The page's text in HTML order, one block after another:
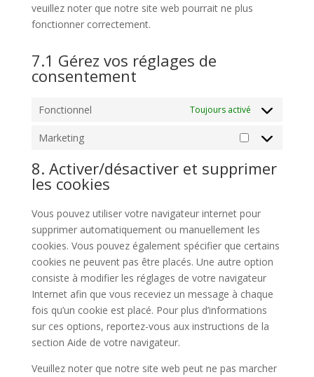
veuillez noter que notre site web pourrait ne plus
fonctionner correctement.
7.1 Gérez vos réglages de
consentement
Fonctionnel Toujours activé
Marketing
Marketing
8. Activer/désactiver et supprimer
les cookies
Vous pouvez utiliser votre navigateur internet pour
supprimer automatiquement ou manuellement les
cookies. Vous pouvez également spécifier que certains
cookies ne peuvent pas être placés. Une autre option
consiste à modifier les réglages de votre navigateur
Internet afin que vous receviez un message à chaque
fois qu’un cookie est placé. Pour plus d’informations
sur ces options, reportez-vous aux instructions de la
section Aide de votre navigateur.
Veuillez noter que notre site web peut ne pas marcher